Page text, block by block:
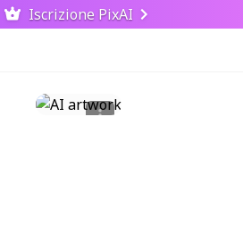
Iscrizione PixAI